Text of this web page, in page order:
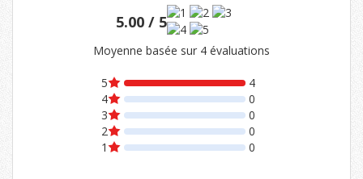
5.00 / 5
Moyenne basée sur 4 évaluations
5
4
4
0
3
0
2
0
1
0